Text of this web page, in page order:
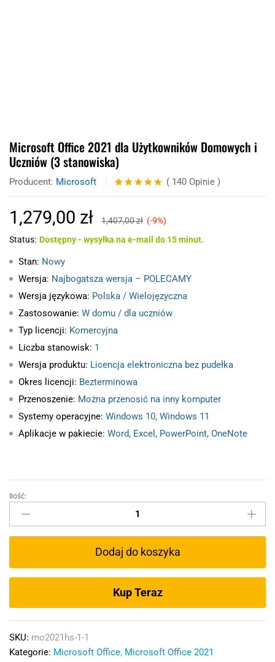
Microsoft Office 2021 dla Użytkowników Domowych i
Uczniów (3 stanowiska)
Producent: Microsoft
Oceniony
na
podstawie
140
ocen
klientów
( 140 Opinie )
1,279,00 zł 1,407,00zł (-9%)
Status: Dostępny - wysyłka na e-mail do 15 minut.
Stan: Nowy
Wersja: Najbogatsza wersja – POLECAMY
Wersja językowa: Polska / Wielojęzyczna
Zastosowanie: W domu / dla uczniów
Typ licencji: Komercyjna
Liczba stanowisk: 1
Wersja produktu: Licencja elektroniczna bez pudełka
Okres licencji: Bezterminowa
Przenoszenie: Można przenosić na inny komputer
Systemy operacyjne: Windows 10, Windows 11
Aplikacje w pakiecie: Word, Excel, PowerPoint, OneNote
Microsoft
Office
2021
stanowiska)
quantity
Ilość:
Dodaj do koszyka
Kup Teraz
SKU: mo2021hs-1-1
Kategorie: Microsoft Office, Microsoft Office 2021